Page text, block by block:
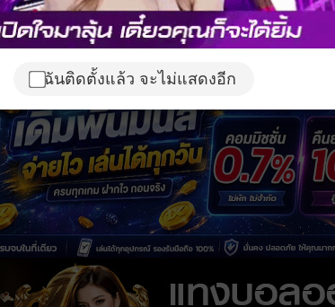
ฉันติดตั้งแล้ว จะไม่แสดงอีก